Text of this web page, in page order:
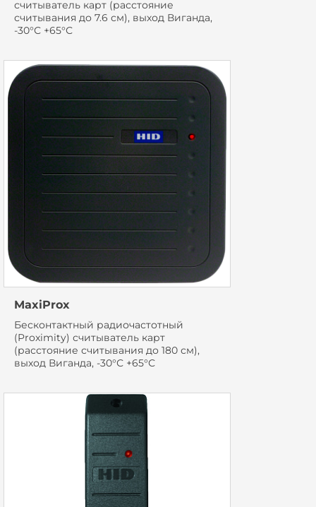
считыватель карт (расстояние
считывания до 7.6 см), выход Виганда,
-30°С +65°С
MaxiProx
Бесконтактный радиочастотный
(Proximity) считыватель карт
(расстояние считывания до 180 см),
выход Виганда, -30°С +65°С